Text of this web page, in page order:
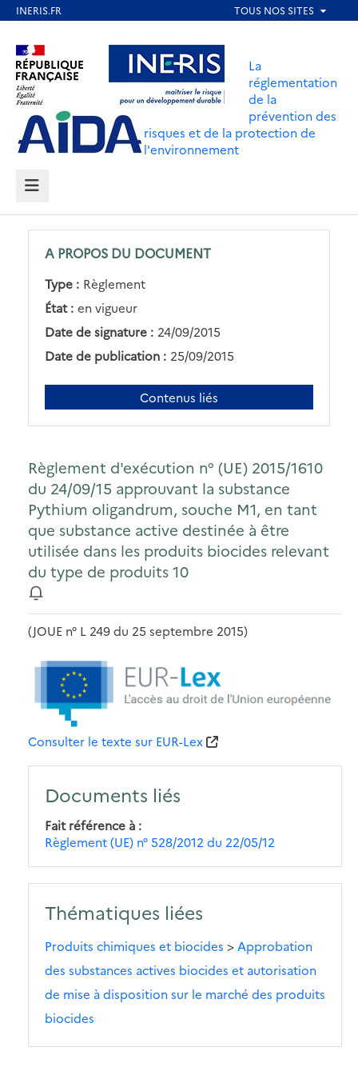
contenu
principal
Aller au contenu Aller au menu
Aller au pied de page
La
réglementation
de la
prévention des
risques et de la protection de
l'environnement
MENU
A PROPOS DU DOCUMENT
Type : Règlement
État : en vigueur
Date de signature : 24/09/2015
Date de publication : 25/09/2015
Contenus liés
Règlement d'exécution n° (UE) 2015/1610
du 24/09/15 approuvant la substance
Pythium oligandrum, souche M1, en tant
que substance active destinée à être
utilisée dans les produits biocides relevant
du type de produits 10
(JOUE n° L 249 du 25 septembre 2015)
Consulter le texte sur EUR-Lex
Documents liés
Fait référence à
Règlement (UE) n° 528/2012 du 22/05/12
Thématiques liées
Produits chimiques et biocides > Approbation
des substances actives biocides et autorisation
de mise à disposition sur le marché des produits
biocides